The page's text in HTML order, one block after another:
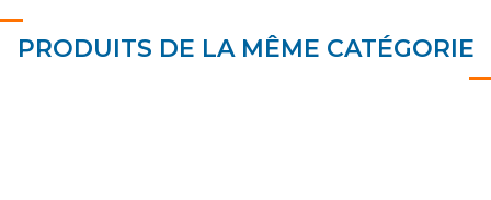
PRODUITS DE LA MÊME CATÉGORIE